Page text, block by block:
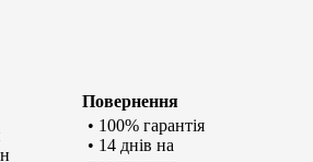
Повернення
• 100% гарантія
• 14 днів на